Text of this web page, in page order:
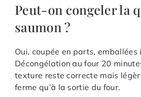
Peut-on congeler la
saumon ?
Oui, coupée en parts,
Décongélation au four 20
texture reste correcte mais
ferme qu’à la sortie du four.